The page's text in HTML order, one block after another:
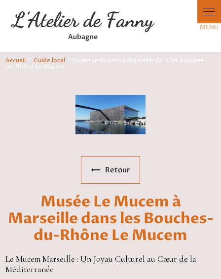
Accueil Guide local Musée Le Mucem à Marseille dans les Bouches-
du-Rhône Le Mucem
Retour
Musée Le Mucem à
Marseille dans les Bouches-
du-Rhône Le Mucem
Le Mucem Marseille : Un Joyau Culturel au Cœur de la
Méditerranée